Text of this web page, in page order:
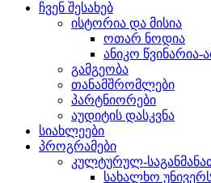
ჩვენ შესახებ
ისტორია და მისია
ოთარ ნოდია
ანიკო წვინარია-
გამგეობა
თანამშრომლები
პარტნიორები
აუდიტის დასკვნა
სიახლეები
პროგრამები
კულტურულ-
სახალხო